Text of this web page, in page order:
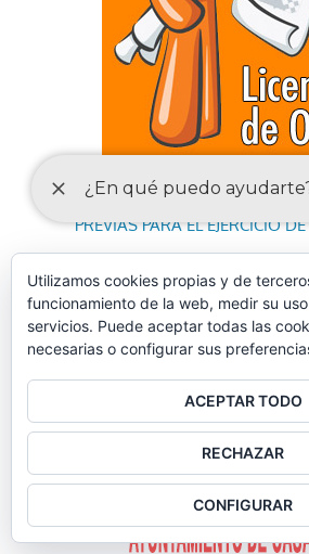
DECLARACIONES RESPONSABLES
PREVIAS PARA EL EJERCICIO
Utilizamos cookies propias y de
funcionamiento de la web, medir su
servicios. Puede aceptar todas las
necesarias o configurar sus
ACEPTAR TODO
RECHAZAR
CONFIGURAR